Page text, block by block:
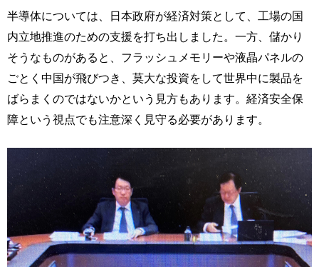
半導体については、日本政府が経済対策として、工場の国
内立地推進のための支援を打ち出しました。一方、儲かり
そうなものがあると、フラッシュメモリーや液晶パネルの
ごとく中国が飛びつき、莫大な投資をして世界中に製品を
ばらまくのではないかという見方もあります。経済安全保
障という視点でも注意深く見守る必要があります。